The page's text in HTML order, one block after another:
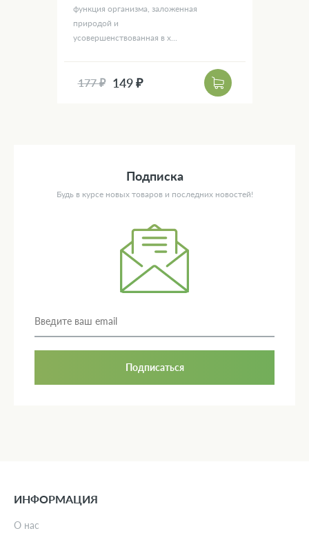
функция организма, заложенная
природой и
усовершенствованная в х...
177 ₽ 149 ₽
Подписка
Будь в курсе новых товаров и последних новостей!
Подписаться
ИНФОРМАЦИЯ
О нас